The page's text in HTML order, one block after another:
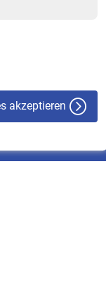
akzeptieren